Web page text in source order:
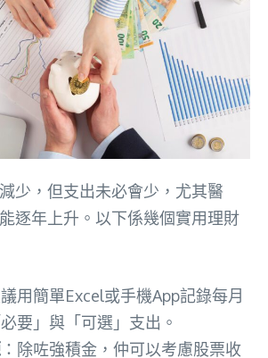
少，但支出未必會少，尤其醫
逐年上升。以下係幾個實用理財
議用簡單Excel或手機App記錄每月
要」與「可選」支出。
：除咗強積金，仲可以考慮股票收